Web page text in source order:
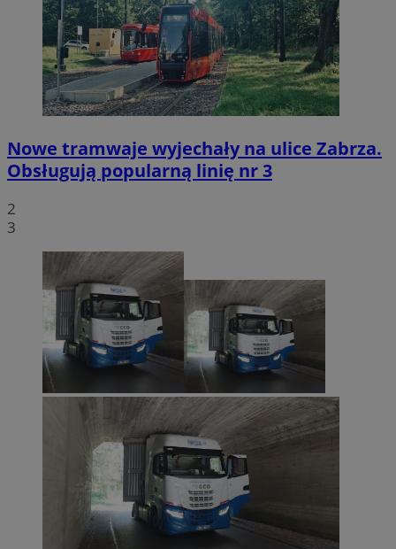
Nowe tramwaje wyjechały na ulice Zabrza.
Obsługują popularną linię nr 3
2
3